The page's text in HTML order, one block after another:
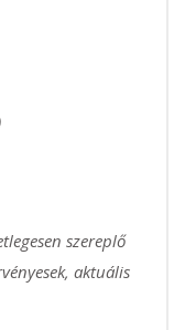
szereplő
aktuális